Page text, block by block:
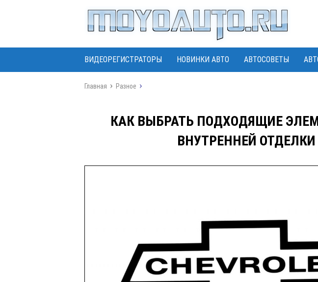
ВИДЕОРЕГИСТРАТОРЫ НОВИНКИ АВТО АВТОСОВЕТЫ
Главная Разное
КАК ВЫБРАТЬ ПОДХОДЯЩИЕ
ВНУТРЕННЕЙ ОТДЕЛКИ